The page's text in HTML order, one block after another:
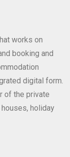
works on
booking and
digital form.
of the private
holiday